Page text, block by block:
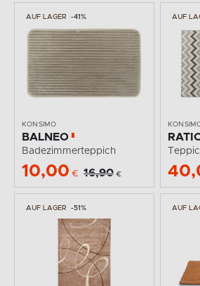
AUF LAGER -41%
KONSIMO
BALNEO
Badezimmerteppich
10,00 € 16,90 €
AUF
AUF LAGER -51% AUF